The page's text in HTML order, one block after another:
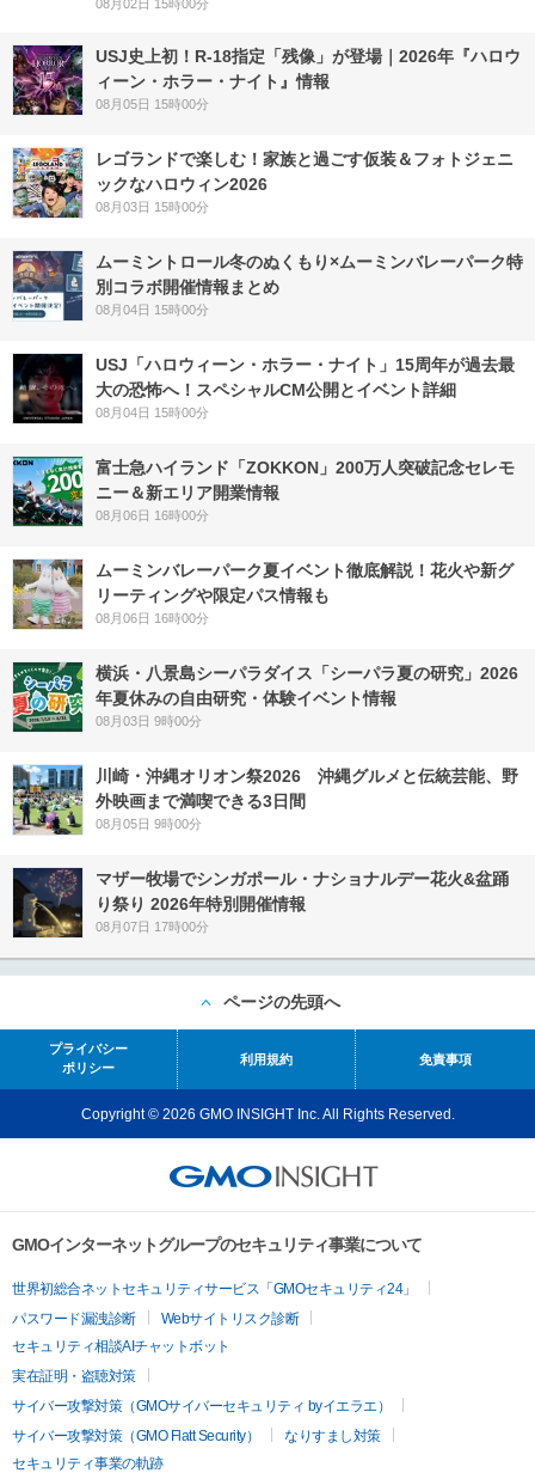
08月02日 15時00分
USJ史上初！R-18指定「残像」が登場｜2026年『ハロウ
ィーン・ホラー・ナイト』情報
08月05日 15時00分
レゴランドで楽しむ！家族と過ごす仮装＆フォトジェニ
ックなハロウィン2026
08月03日 15時00分
ムーミントロール冬のぬくもり×ムーミンバレーパーク特
別コラボ開催情報まとめ
08月04日 15時00分
USJ「ハロウィーン・ホラー・ナイト」15周年が過去最
大の恐怖へ！スペシャルCM公開とイベント詳細
08月04日 15時00分
富士急ハイランド「ZOKKON」200万人突破記念セレモ
ニー＆新エリア開業情報
08月06日 16時00分
ムーミンバレーパーク夏イベント徹底解説！花火や新グ
リーティングや限定パス情報も
08月06日 16時00分
横浜・八景島シーパラダイス「シーパラ夏の研究」2026
年夏休みの自由研究・体験イベント情報
08月03日 9時00分
川崎・沖縄オリオン祭2026 沖縄グルメと伝統芸能、野
外映画まで満喫できる3日間
08月05日 9時00分
マザー牧場でシンガポール・ナショナルデー花火&盆踊
り祭り 2026年特別開催情報
08月07日 17時00分
ページの先頭へ
プライバシー
ポリシー
利用規約 免責事項
Copyright © 2026 GMO INSIGHT Inc. All Rights Reserved.
GMOインターネットグループのセキュリティ事業について
世界初総合ネットセキュリティサービス「GMOセキュリティ24」
パスワード漏洩診断
Webサイトリスク診断
セキュリティ相談AIチャットボット
実在証明・盗聴対策
サイバー攻撃対策（GMOサイバーセキュリティ byイエラエ）
サイバー攻撃対策（GMO Flatt Security）
なりすまし対策
セキュリティ事業の軌跡